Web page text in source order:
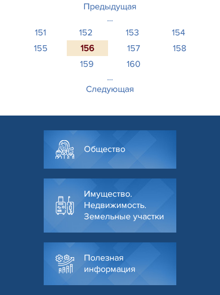
Предыдущая
...
151
152 153
154
155
156 157
158
159
160
...
Следующая
Общество
Имущество.
Недвижимость.
Земельные участки
Полезная
информация